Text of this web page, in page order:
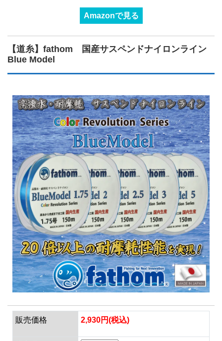
Amazonで見る
【道糸】fathom 国産サスペンドナイロンライン
Blue Model
販売価格 2,930円(税込)